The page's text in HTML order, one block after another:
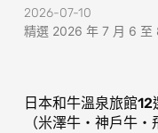
2026-07-10
精選 2026 年 7 月 6 至
日本和牛溫泉旅館
（米澤牛・神戶牛・